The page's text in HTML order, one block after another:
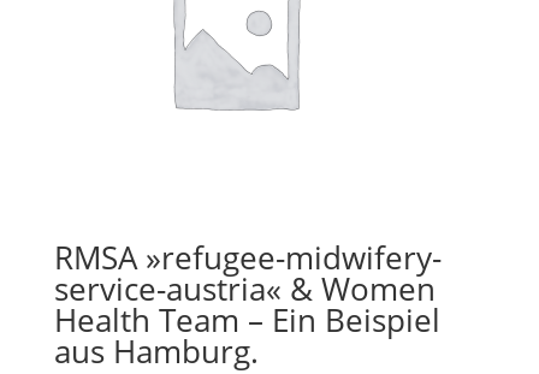
RMSA »refugee-midwifery-
service-austria« & Women
Health Team – Ein Beispiel
aus Hamburg.